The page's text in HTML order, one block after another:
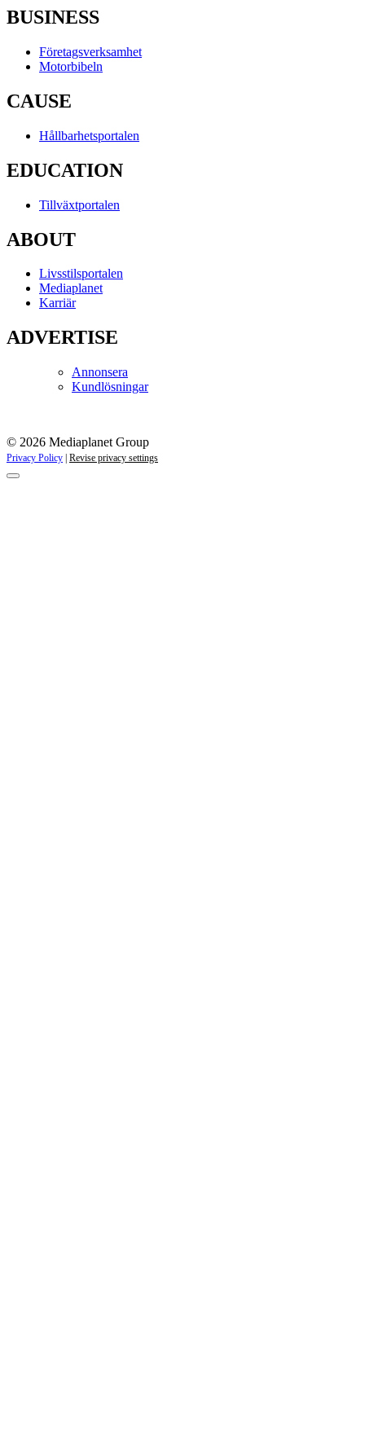
BUSINESS
Företagsverksamhet
Motorbibeln
CAUSE
Hållbarhetsportalen
EDUCATION
Tillväxtportalen
ABOUT
Livsstilsportalen
Mediaplanet
Karriär
ADVERTISE
Annonsera
Kundlösningar
© 2026 Mediaplanet Group
Privacy Policy Revise privacy settings